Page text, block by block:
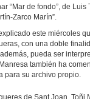
“Mar de fondo”, de
Zarco Marín”.
este miércoles
con una doble
pueda ser
también ha
para su archivo propio.
de Sant Joan, Toñi